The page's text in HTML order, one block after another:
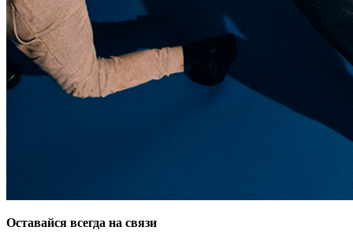
Оставайся всегда на связи